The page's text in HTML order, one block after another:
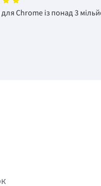
Chrome із понад 3